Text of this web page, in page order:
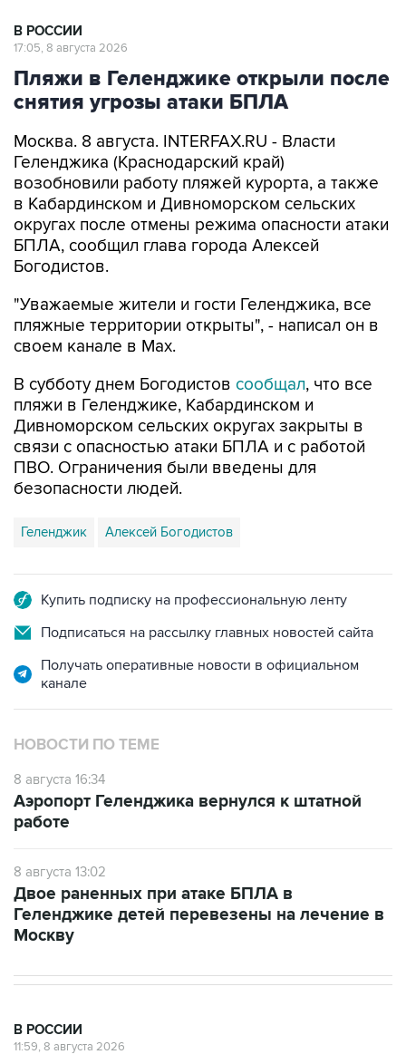
В РОССИИ
17:05, 8 августа 2026
Пляжи в Геленджике открыли после
снятия угрозы атаки БПЛА
Москва. 8 августа. INTERFAX.RU - Власти
Геленджика (Краснодарский край)
возобновили работу пляжей курорта, а также
в Кабардинском и Дивноморском сельских
округах после отмены режима опасности атаки
БПЛА, сообщил глава города Алексей
Богодистов.
"Уважаемые жители и гости Геленджика, все
пляжные территории открыты", - написал он в
своем канале в Max.
В субботу днем Богодистов сообщал, что все
пляжи в Геленджике, Кабардинском и
Дивноморском сельских округах закрыты в
связи с опасностью атаки БПЛА и с работой
ПВО. Ограничения были введены для
безопасности людей.
Геленджик Алексей Богодистов
Купить подписку на профессиональную ленту
Подписаться на рассылку главных новостей сайта
Получать оперативные новости в официальном
канале
НОВОСТИ ПО ТЕМЕ
8 августа 16:34
Аэропорт Геленджика вернулся к штатной
работе
8 августа 13:02
Двое раненных при атаке БПЛА в
Геленджике детей перевезены на лечение в
Москву
В РОССИИ
11:59, 8 августа 2026